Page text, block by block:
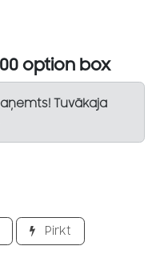
option box
Tuvākaja
Pirkt